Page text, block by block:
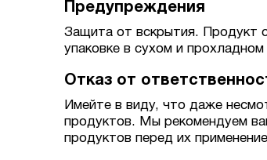
Предупреждения
Защита от вскрытия. Продукт
упаковке в сухом и
Отказ от
Имейте в виду, что даже
продуктов. Мы рекомендуем
продуктов перед их